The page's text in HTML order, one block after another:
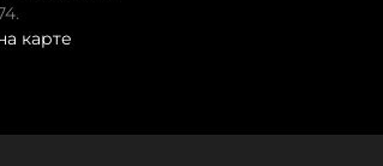
карте